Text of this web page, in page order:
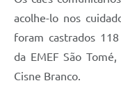
acolhe-lo nos
foram castrados
da EMEF São
Cisne Branco.